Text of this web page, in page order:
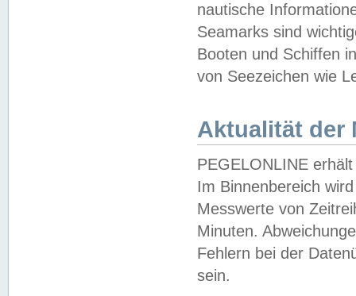
nautische
Seamarks sind
Booten und Schiffen
von Seezeichen wie
Aktualität der
PEGELONLINE
Im Binnenbereich
Messwerte von
Minuten.
Fehlern bei der
sein.